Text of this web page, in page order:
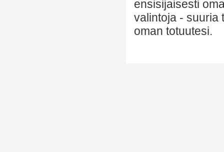
ensisijaisesti
valintoja - suuria
oman totuutesi.